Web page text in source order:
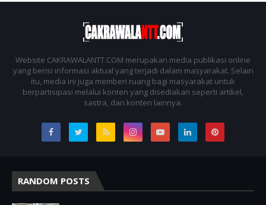
Website CAKRAWALANTT.COM merupakan media publikasi online
yang berisi informasi aktual yang terjadi dalam masyarakat. Selain
itu, media ini juga memberi ruang bagi masyarakat untuk
berpartisipasi melalui konten yang disediakan seperti artikel,
sastra, dan konten lainnya.
RANDOM POSTS